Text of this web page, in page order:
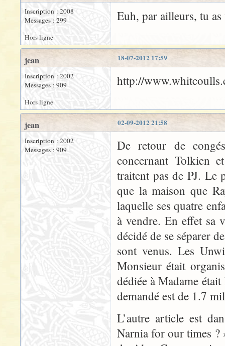
Inscription : 2008
Messages : 299
Euh, par ailleurs, tu
Hors ligne
18-07-2012 17:59
jean
Inscription : 2002
Messages : 909
http://
Hors ligne
02-09-2012 21:58
jean
Inscription : 2002
Messages : 909
De retour de
concernant Tolkien
traitent pas de PJ. Le
que la maison que
laquelle ses quatre
à vendre. En effet sa
décidé de se séparer
sont venus. Les
Monsieur était
dédiée à Madame
demandé est de 1.7
L’autre article est
Narnia for our times ?